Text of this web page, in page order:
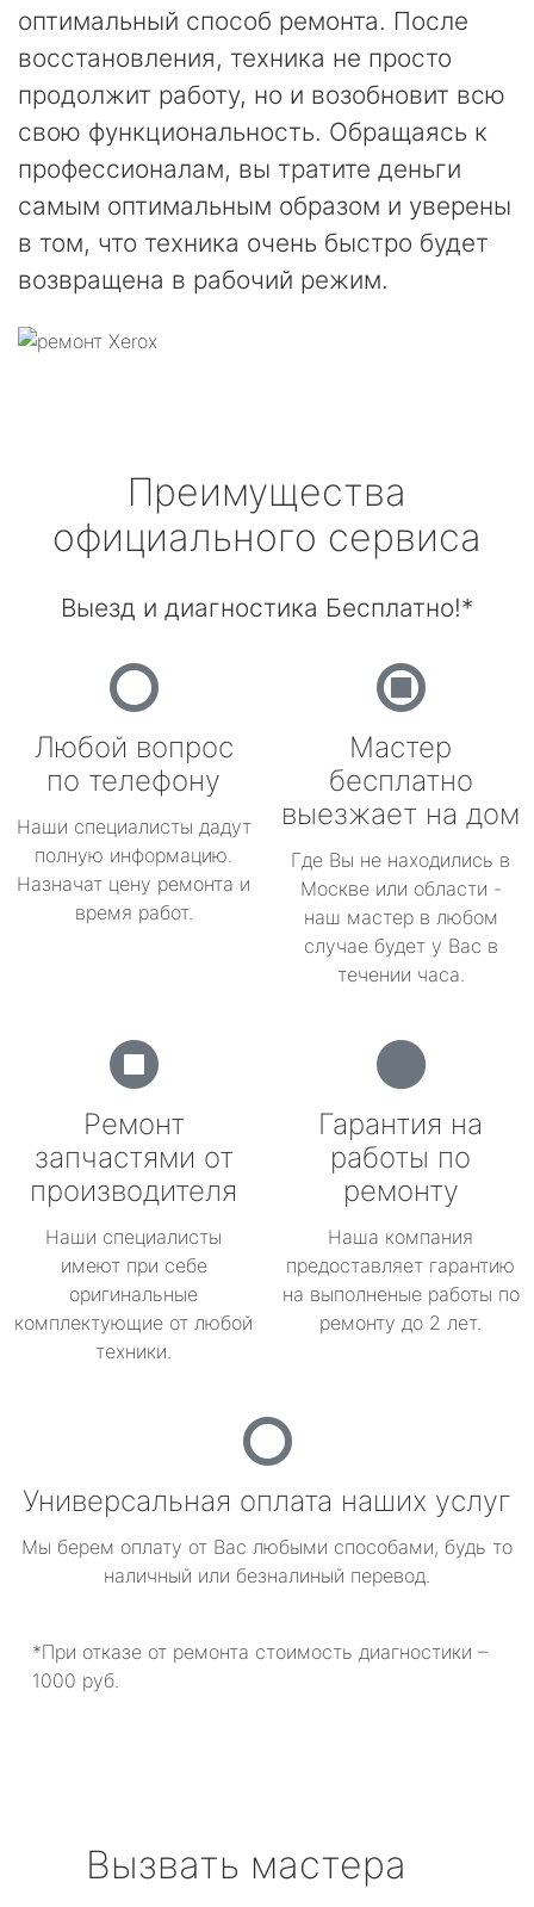
оптимальный способ ремонта. После
восстановления, техника не просто
продолжит работу, но и возобновит всю
свою функциональность. Обращаясь к
профессионалам, вы тратите деньги
самым оптимальным образом и уверены
в том, что техника очень быстро будет
возвращена в рабочий режим.
Преимущества
официального сервиса
Выезд и диагностика Бесплатно!*
Любой вопрос
по телефону
Наши специалисты дадут
полную информацию.
Назначат цену ремонта и
время работ.
Мастер
бесплатно
выезжает на дом
Где Вы не находились в
Москве или области -
наш мастер в любом
случае будет у Вас в
течении часа.
Ремонт
запчастями от
производителя
Наши специалисты
имеют при себе
оригинальные
комплектующие от любой
техники.
Гарантия на
работы по
ремонту
Наша компания
предоставляет гарантию
на выполненые работы по
ремонту до 2 лет.
Универсальная оплата наших услуг
Мы берем оплату от Вас любыми способами, будь то
наличный или безналиный перевод.
*При отказе от ремонта стоимость диагностики –
1000 руб.
Вызвать мастера